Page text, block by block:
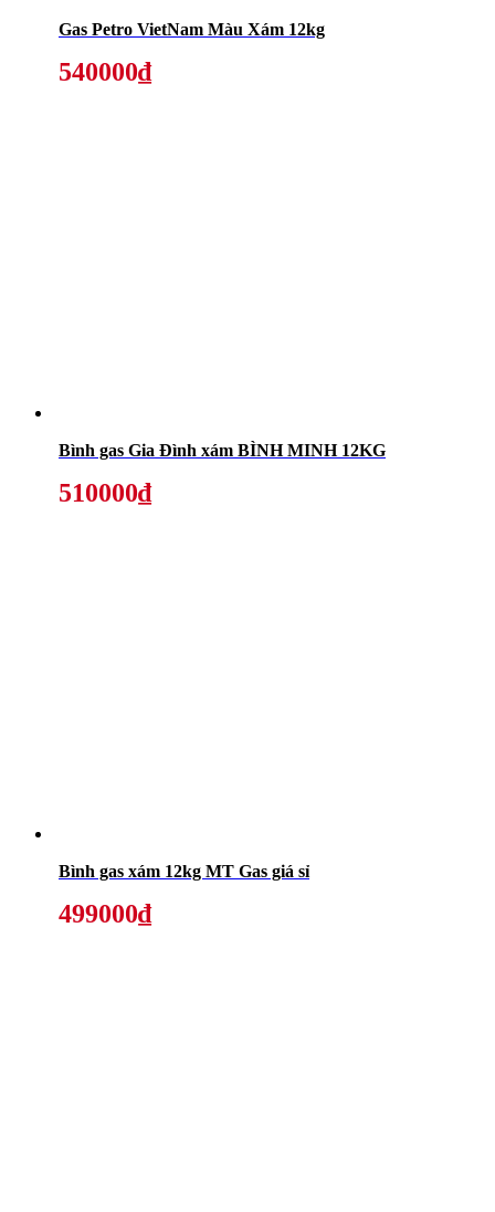
Gas Petro VietNam Màu Xám 12kg
540000₫
Bình gas Gia Đình xám BÌNH MINH 12KG
510000₫
Bình gas xám 12kg MT Gas giá sỉ
499000₫